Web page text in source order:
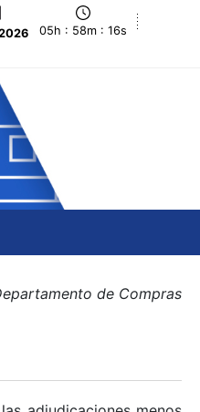
05h : 58m : 16s
de Compras